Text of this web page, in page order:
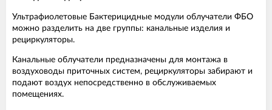
Ультрафиолетовые Бактерицидные модули облучатели ФБО
можно разделить на две группы: канальные изделия и
рециркуляторы.
Канальные облучатели предназначены для монтажа в
воздуховоды приточных систем, рециркуляторы забирают и
подают воздух непосредственно в обслуживаемых
помещениях.